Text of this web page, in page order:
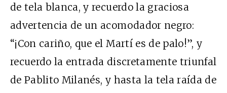
de tela blanca, y recuerdo la graciosa
advertencia de un acomodador negro:
“¡Con cariño, que el Martí es de palo!”, y
recuerdo la entrada discretamente triunfal
de Pablito Milanés, y hasta la tela raída de